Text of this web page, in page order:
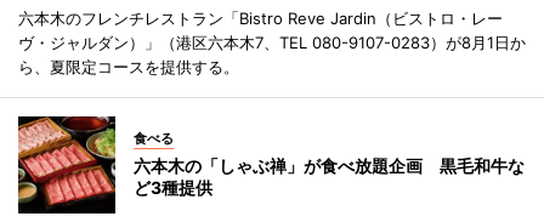
六本木のフレンチレストラン「Bistro Reve Jardin（ビストロ・レー
ヴ・ジャルダン）」（港区六本木7、TEL 080-9107-0283）が8月1日か
ら、夏限定コースを提供する。
食べる
六本木の「しゃぶ禅」が食べ放題企画 黒毛和牛な
ど3種提供